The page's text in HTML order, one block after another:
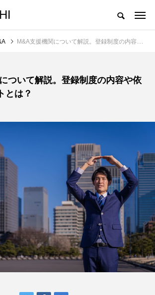
M&A支援機関について解説。登録制度の内容や依頼者のメリットとは？
ついて解説。登録制度の内容や依
とは？